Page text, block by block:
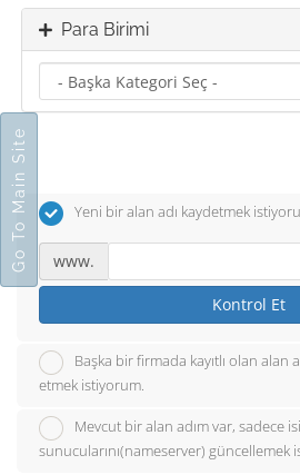
Para Birimi
Yeni bir alan adı kaydetmek
www.
Kontrol Et
Başka bir firmada kayıtlı olan alan
etmek istiyorum.
Mevcut bir alan adım var, sadece
sunucularını(nameserver) güncellemek
Go To Main Site